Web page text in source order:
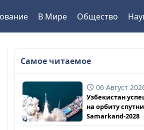
В Мире Общество
Самое читаемое
06 Август
Узбекистан
на орбиту
Samarkand-2028